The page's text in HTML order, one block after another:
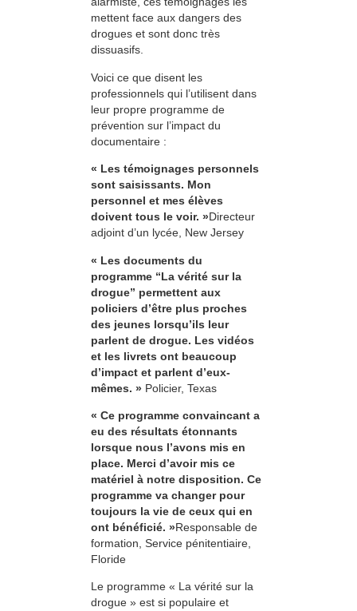
mettent face aux dangers des
drogues et sont donc très
dissuasifs.
Voici ce que disent les
professionnels qui l’utilisent dans
leur propre programme de
prévention sur l’impact du
documentaire :
« Les témoignages personnels
sont saisissants. Mon
personnel et mes élèves
doivent tous le voir. »Directeur
adjoint d’un lycée, New Jersey
« Les documents du
programme “La vérité sur la
drogue” permettent aux
policiers d’être plus proches
des jeunes lorsqu’ils leur
parlent de drogue. Les vidéos
et les livrets ont beaucoup
d’impact et parlent d’eux-
mêmes. » Policier, Texas
« Ce programme convaincant a
eu des résultats étonnants
lorsque nous l’avons mis en
place. Merci d’avoir mis ce
matériel à notre disposition. Ce
programme va changer pour
toujours la vie de ceux qui en
ont bénéficié. »Responsable de
formation, Service pénitentiaire,
Floride
Le programme « La vérité sur la
drogue » est si populaire et